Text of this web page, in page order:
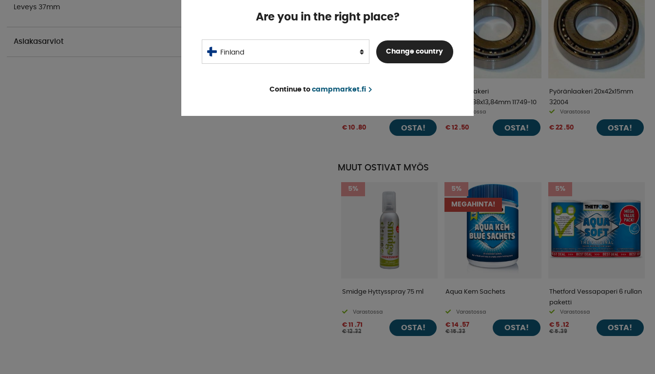
Leveys 37mm
Asiakasarviot
Pyöränlaakeri 30x62x17mm
€ 10 .80 OSTA!
Pyöranlaakeri
17,46x39,88x13,84mm 11749-10
Varastossa
€ 12 .50 OSTA!
Pyöränlaakeri 20x42x15mm
32004
Varastossa
€ 22 .50 OSTA!
MUUT OSTIVAT MYÖS
5%
Smidge Hyttysspray 75 ml
Varastossa
€ 11 .71
€ 12 .32 OSTA!
5%
MEGAHINTA!
Aqua Kem Sachets
Varastossa
€ 14 .57
€ 15 .33 OSTA!
5%
Thetford Vessapaperi 6 rullan
paketti
Varastossa
€ 5 .12
€ 5 .39 OSTA!
Are you in the right place?
Finland Change country
Continue to campmarket.fi